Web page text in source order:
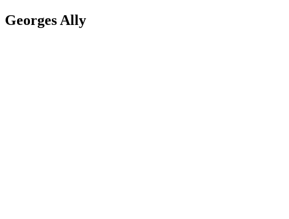
Georges Ally